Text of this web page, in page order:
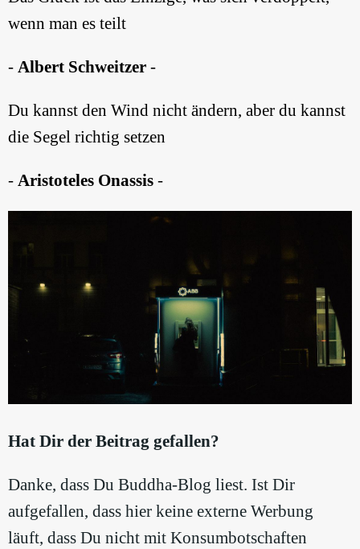
wenn man es teilt
- Albert Schweitzer -
Du kannst den Wind nicht ändern, aber du kannst
die Segel richtig setzen
- Aristoteles Onassis -
Hat Dir der Beitrag gefallen?
Danke, dass Du Buddha-Blog liest. Ist Dir
aufgefallen, dass hier keine externe Werbung
läuft, dass Du nicht mit Konsumbotschaften